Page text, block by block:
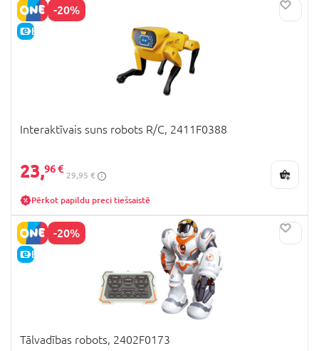
-20%
E-CENA
Interaktīvais suns robots R/C, 2411F0388
23,96 €
29,95 €
Pērkot papildu preci tiešsaistē
-20%
E-CENA
Tālvadības robots, 2402F0173